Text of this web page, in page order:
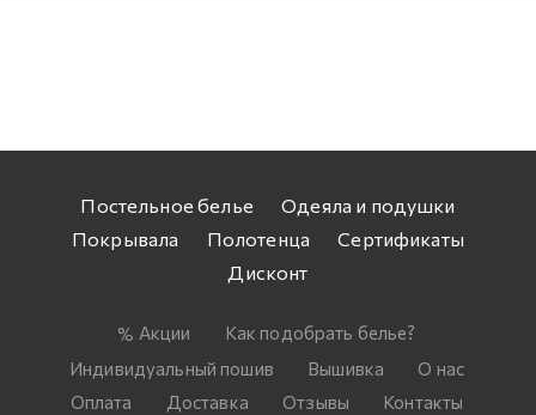
Постельное белье
Одеяла и подушки
Покрывала
Полотенца
Сертификаты
Дисконт
Акции
Как подобрать белье?
Индивидуальный пошив
Вышивка
О нас
Оплата
Доставка Отзывы
Контакты